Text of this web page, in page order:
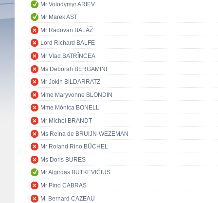
Mr Volodymyr ARIEV
Mr Marek AST
Mr Radovan BALÁŽ
Lord Richard BALFE
Mr Vlad BATRÎNCEA
Ms Deborah BERGAMINI
Mr Jokin BILDARRATZ
Mme Maryvonne BLONDIN
Mme Mònica BONELL
Mr Michel BRANDT
Ms Reina de BRUIJN-WEZEMAN
Mr Roland Rino BÜCHEL
Ms Doris BURES
Mr Algirdas BUTKEVIČIUS
Mr Pino CABRAS
M. Bernard CAZEAU